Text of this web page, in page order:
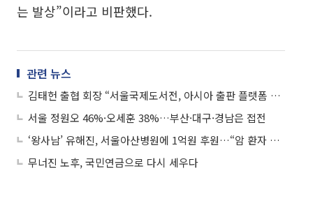
는 발상”이라고 비판했다.
관련 뉴스
김태헌 출협 회장 “서울국제도서전, 아시아 출판 플랫폼 허브로 만들 것”
서울 정원오 46%·오세훈 38%…부산·대구·경남은 접전
‘왕사남’ 유해진, 서울아산병원에 1억원 후원…“암 환자 치료”
무너진 노후, 국민연금으로 다시 세우다